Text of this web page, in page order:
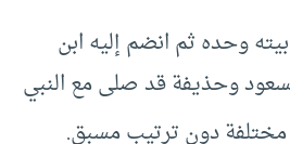
وحده ثم انضم إليه ابن
وحذيفة قد صلى مع النبي
دون ترتيب مسبق.